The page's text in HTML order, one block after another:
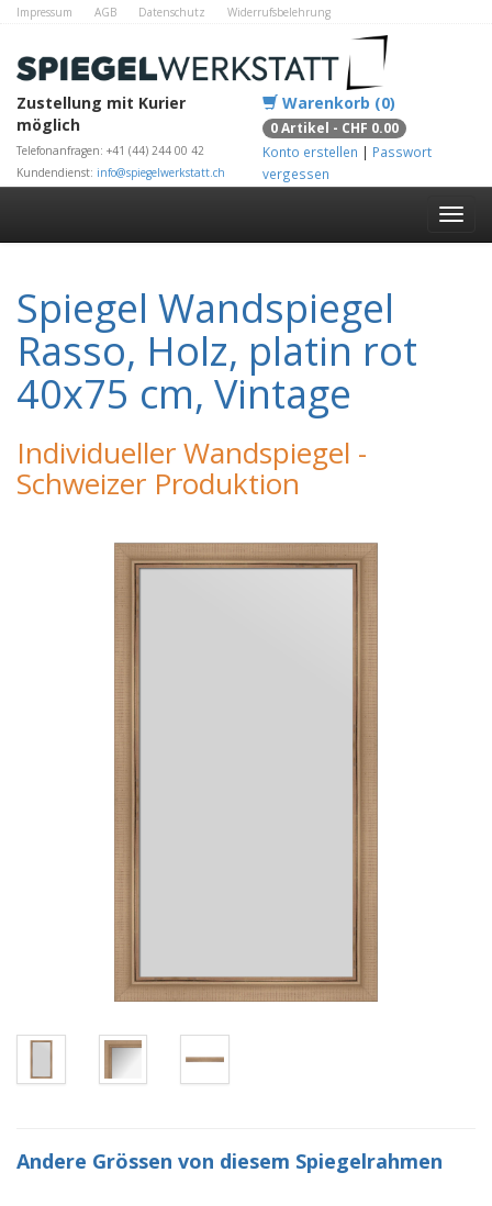
Impressum AGB Datenschutz
Widerrufsbelehrung
Zustellung mit Kurier
möglich
Telefonanfragen: +41 (44) 244 00 42
Kundendienst: info@spiegelwerkstatt.ch
Warenkorb (0)
0 Artikel - CHF 0.00
Konto erstellen | Passwort
vergessen
Spiegel Wandspiegel
Rasso, Holz, platin rot
40x75 cm, Vintage
Individueller Wandspiegel -
Schweizer Produktion
Andere Grössen von diesem Spiegelrahmen